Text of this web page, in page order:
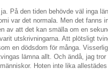
ja. På den tiden behövde väl inga
var det normala. Men det fanns
av att det kan smälla om en
utskrivningarna. Att plötsligt
en dödsdom för många.
lämna allt. Och ändå, jag
Hoten inte lika